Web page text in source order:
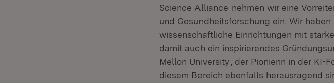
Science Alliance (Öffnet in neuem Fenster)
nehmen wir eine
und Gesundheitsforschung ein. Wir
wissenschaftliche Einrichtungen mit
damit auch ein inspirierendes
Mellon University (Öffnet in neuem
, der Pionierin in der
diesem Bereich ebenfalls herausragend